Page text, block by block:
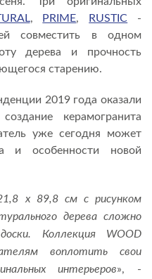
, PRIME, RUSTIC -
совместить в одном
дерева и прочность
старению.
2019 года оказали
керамогранита
уже сегодня может
и особенности новой
х 89,8 см c рисунком
дерева сложно
Коллекция WOOD
воплотить свои
интерьеров», -